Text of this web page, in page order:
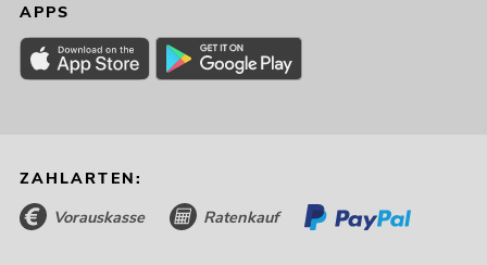
APPS
ZAHLARTEN:
Vorauskasse Ratenkauf